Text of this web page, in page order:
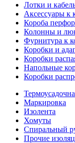
Лотки и
Аксессуары к
Короба
Колонны и
Фурнитура к
Коробки и
Коробки
Напольные
Коробки
Маркировка
Изолента
Хомуты
Спиральный
Прочие